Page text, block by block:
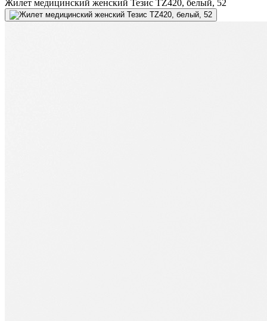
Жилет медицинский женский Тезис TZ420, белый, 52